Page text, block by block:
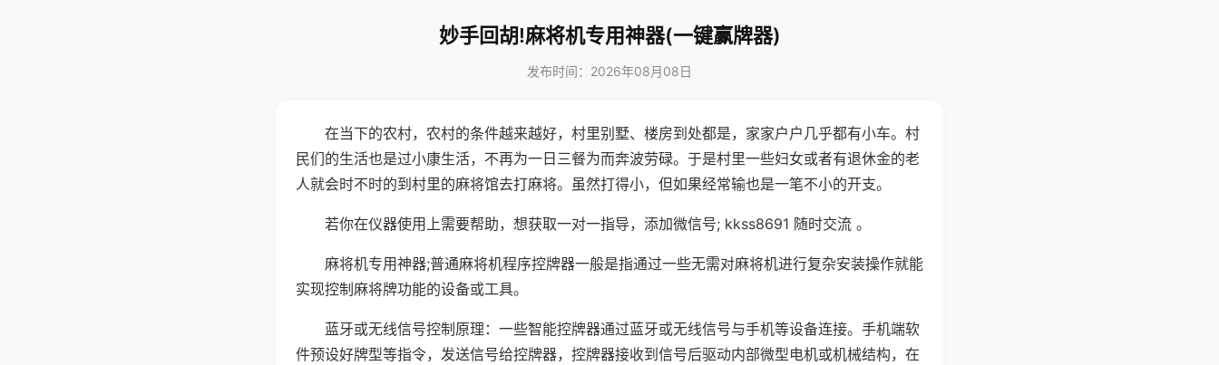
妙手回胡!麻将机专用神器(一键赢牌器)
发布时间：2026年08月08日
在当下的农村，农村的条件越来越好，村里别墅、楼房到处都是，家家户户几乎都有小车。村
民们的生活也是过小康生活，不再为一日三餐为而奔波劳碌。于是村里一些妇女或者有退休金的老
人就会时不时的到村里的麻将馆去打麻将。虽然打得小，但如果经常输也是一笔不小的开支。
若你在仪器使用上需要帮助，想获取一对一指导，添加微信号; kkss8691 随时交流 。
麻将机专用神器;普通麻将机程序控牌器一般是指通过一些无需对麻将机进行复杂安装操作就能
实现控制麻将牌功能的设备或工具。
蓝牙或无线信号控制原理：一些智能控牌器通过蓝牙或无线信号与手机等设备连接。手机端软
件预设好牌型等指令，发送信号给控牌器，控牌器接收到信号后驱动内部微型电机或机械结构，在